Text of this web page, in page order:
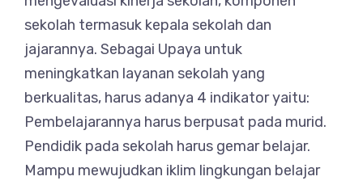
sekolah termasuk kepala sekolah dan
jajarannya. Sebagai Upaya untuk
meningkatkan layanan sekolah yang
berkualitas, harus adanya 4 indikator yaitu:
Pembelajarannya harus berpusat pada murid.
Pendidik pada sekolah harus gemar belajar.
Mampu mewujudkan iklim lingkungan belajar